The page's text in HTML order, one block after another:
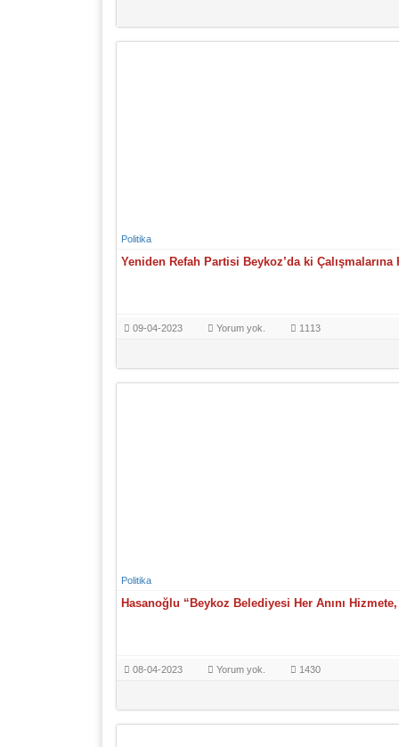
Politika
Yeniden Refah Partisi Beykoz’da ki Çalışmalarına
09-04-2023 Yorum yok. 1113
Politika
Hasanoğlu “Beykoz Belediyesi Her Anını
08-04-2023 Yorum yok. 1430